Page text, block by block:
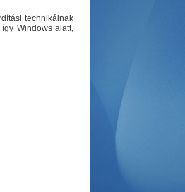
technikáinak
Windows alatt,